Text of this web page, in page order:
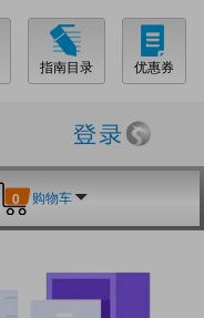
指南目录 优惠券
0 购物车